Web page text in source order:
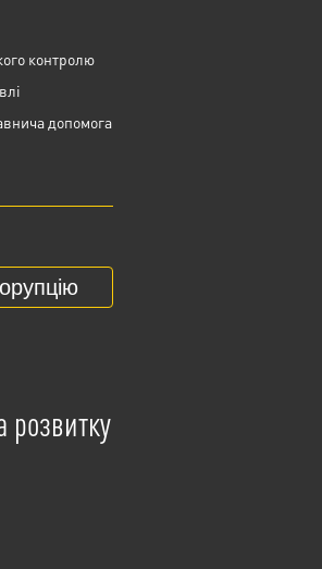
контролю
допомога
розвитку